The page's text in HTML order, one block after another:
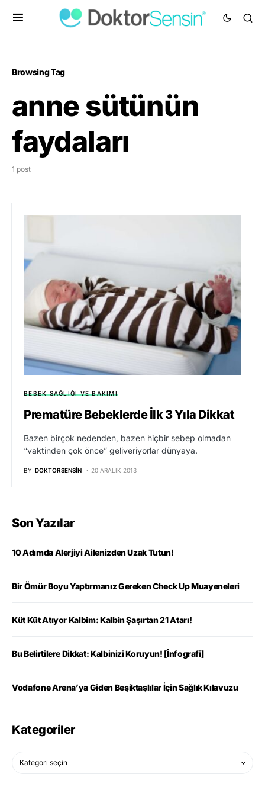
Browsing Tag
anne sütünün
faydaları
1 post
BEBEK SAĞLIĞI VE BAKIMI
Prematüre Bebeklerde İlk 3 Yıla Dikkat
Bazen birçok nedenden, bazen hiçbir sebep olmadan
“vaktinden çok önce” geliveriyorlar dünyaya.
BY DOKTORSENSIN 20 ARALIK 2013
Son Yazılar
10 Adımda Alerjiyi Ailenizden Uzak Tutun!
Bir Ömür Boyu Yaptırmanız Gereken Check Up Muayeneleri
Küt Küt Atıyor Kalbim: Kalbin Şaşırtan 21 Atarı!
Bu Belirtilere Dikkat: Kalbinizi Koruyun! [İnfografi]
Vodafone Arena’ya Giden Beşiktaşlılar İçin Sağlık Kılavuzu
Kategoriler